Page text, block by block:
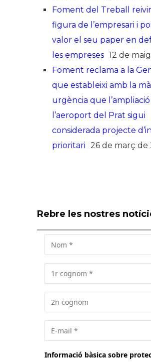
Foment del Treball
figura de l’empresari i
valor el seu paper en
les empreses 12 de
Foment reclama a la
que estableixi amb la
urgència que
l’aeroport del Prat sigui
considerada projecte
prioritari 26 de març de
Rebre les nostres
Informació bàsica sobre